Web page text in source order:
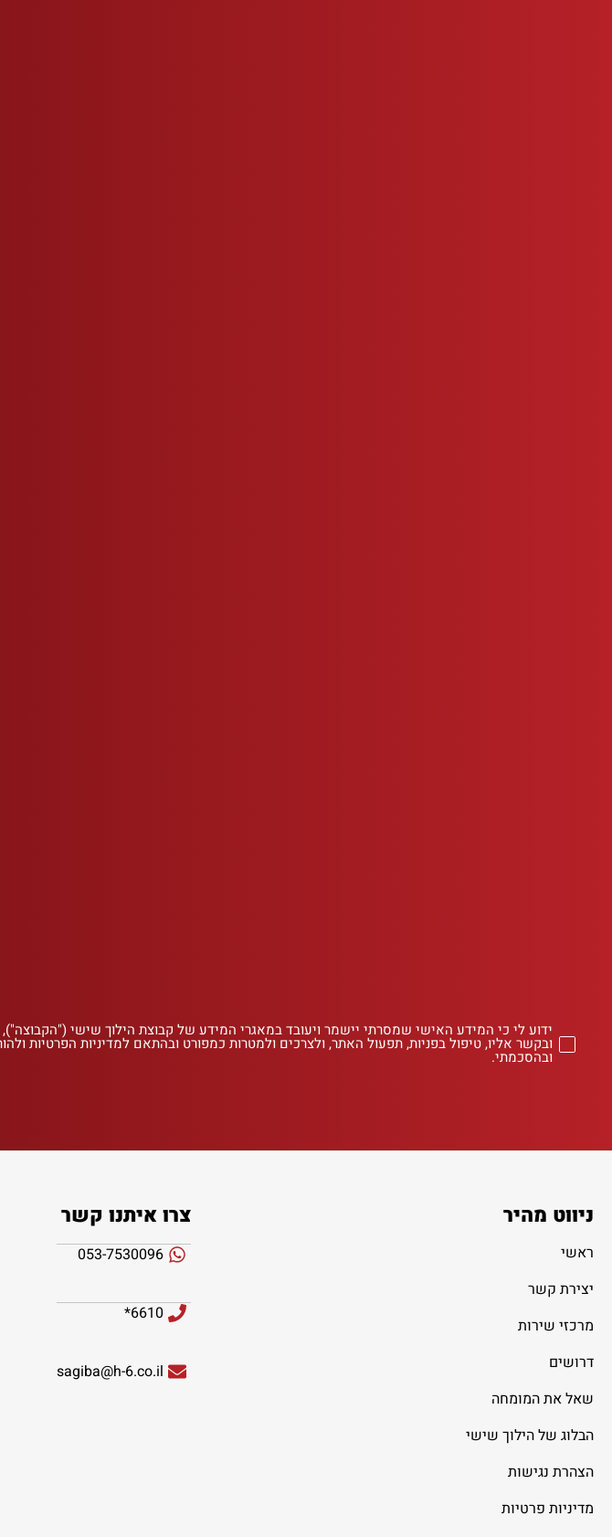
ידוע לי כי המידע האישי שמסרתי יישמר ויעובד במאגרי המידע של קבוצת הילוך שישי
ובקשר אליו, טיפול בפניות, תפעול האתר, ולצרכים ולמטרות כמפורט ובהתאם למדיניות הפרטיות
ובהסכמתי.
ניווט מהיר
ראשי
יצירת קשר
מרכזי שירות
דרושים
שאל את המומחה
הבלוג של הילוך שישי
הצהרת נגישות
מדיניות פרטיות
צרו איתנו קשר
053-7530096
6610*
sagiba@h-6.co.il